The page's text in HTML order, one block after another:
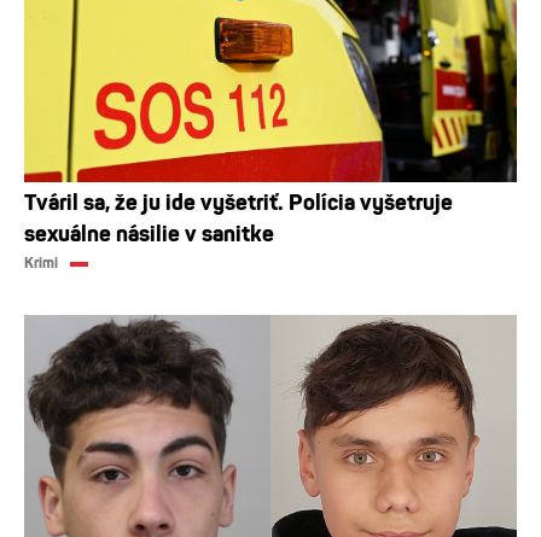
Tváril sa, že ju ide vyšetriť. Polícia vyšetruje
sexuálne násilie v sanitke
Krimi